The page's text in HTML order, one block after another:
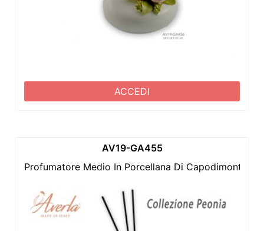
ACCEDI
AV19-GA455
Profumatore Medio In Porcellana Di Capodimonte